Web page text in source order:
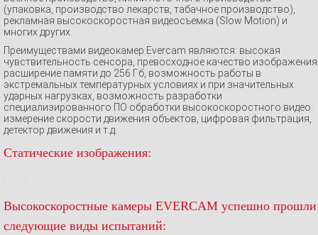
(упаковка, производство лекарств, табачное производство),
рекламная высокоскоростная видеосъемка (Slow Motion) и
многих других.
Преимуществами видеокамер Evercam являются: высокая
чувствительность сенсора, превосходное качество
расширение памяти до 256 Гб, возможность работы в
экстремальных температурных условиях и при значительных
ударных нагрузках, возможность разработки
специализированного ПО обработки высокоскоростного видео:
измерение скорости движения объектов, цифровая фильтрация,
детектор движения и т.д.
Статические изображения:
Высокоскоростные камеры EVERCAM успешно прошли
следующие виды испытаний: